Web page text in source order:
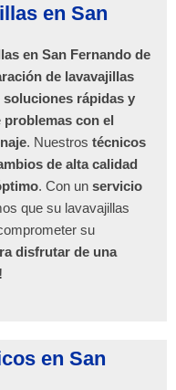
en San
en San Fernando de
de lavavajillas
soluciones rápidas y
problemas con el
. Nuestros técnicos
de alta calidad
. Con un servicio
que su lavavajillas
su
disfrutar de una
en San